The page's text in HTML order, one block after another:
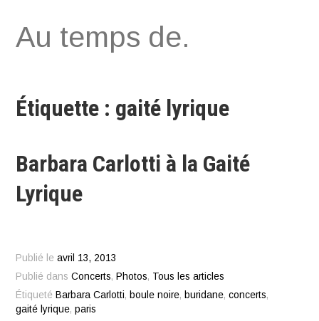
au
Au temps de.
Étiquette : gaité lyrique
Barbara Carlotti à la Gaité
Lyrique
Publié leavril 13, 2013
Publié dansConcerts, Photos, Tous les articles
Étiqueté Barbara Carlotti, boule noire, buridane,concerts,
gaité lyrique,paris